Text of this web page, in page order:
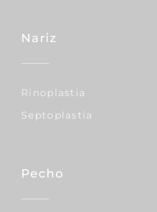
Nariz
Rinoplastia
Septoplastia
Pecho